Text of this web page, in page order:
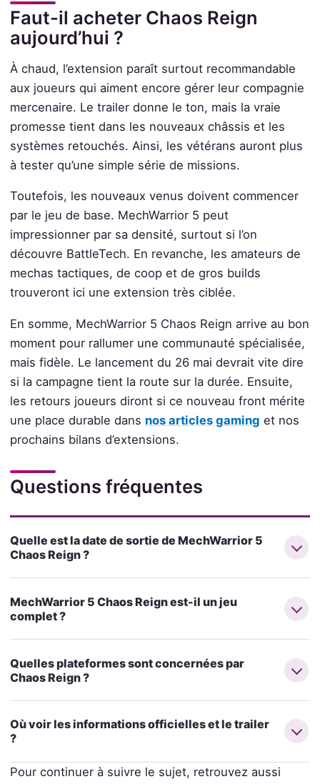
Faut-il acheter Chaos Reign
aujourd’hui ?
À chaud, l’extension paraît surtout recommandable
aux joueurs qui aiment encore gérer leur compagnie
mercenaire. Le trailer donne le ton, mais la vraie
promesse tient dans les nouveaux châssis et les
systèmes retouchés. Ainsi, les vétérans auront plus
à tester qu’une simple série de missions.
Toutefois, les nouveaux venus doivent commencer
par le jeu de base. MechWarrior 5 peut
impressionner par sa densité, surtout si l’on
découvre BattleTech. En revanche, les amateurs de
mechas tactiques, de coop et de gros builds
trouveront ici une extension très ciblée.
En somme, MechWarrior 5 Chaos Reign arrive au bon
moment pour rallumer une communauté spécialisée,
mais fidèle. Le lancement du 26 mai devrait vite dire
si la campagne tient la route sur la durée. Ensuite,
les retours joueurs diront si ce nouveau front mérite
une place durable dans nos articles gaming et nos
prochains bilans d’extensions.
Questions fréquentes
Quelle est la date de sortie de MechWarrior 5
Chaos Reign ?
MechWarrior 5 Chaos Reign est-il un jeu
complet ?
Quelles plateformes sont concernées par
Chaos Reign ?
Où voir les informations officielles et le trailer
?
Pour continuer à suivre le sujet, retrouvez aussi